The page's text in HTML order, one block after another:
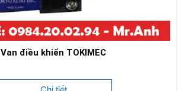
Van điều khiển TOKIMEC